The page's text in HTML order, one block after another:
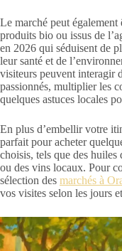
Le marché peut
produits bio ou issus de
en 2026 qui séduisent de
leur santé et de
visiteurs peuvent interagir
passionnés, multiplier les
quelques astuces locales
En plus d’embellir votre
parfait pour acheter
choisis, tels que des huiles
ou des vins locaux. Pour
sélection des marchés à
vos visites selon les jours